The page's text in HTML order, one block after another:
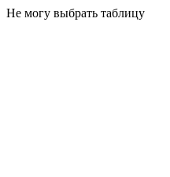
Не могу выбрать таблицу